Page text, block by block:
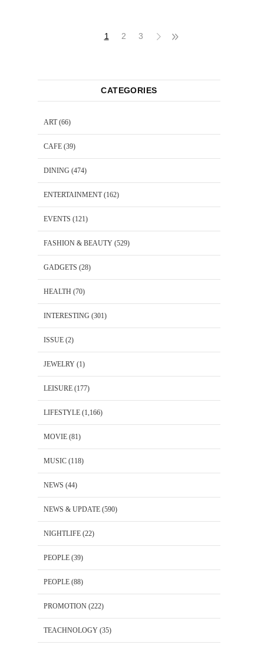
1 2 3
CATEGORIES
ART(66)
CAFE (39)
DINING (474)
ENTERTAINMENT(162)
EVENTS (121)
FASHION & BEAUTY (529)
GADGETS (28)
HEALTH (70)
INTERESTING (301)
ISSUE (2)
JEWELRY (1)
LEISURE (177)
LIFESTYLE (1,166)
MOVIE (81)
MUSIC (118)
NEWS (44)
NEWS & UPDATE (590)
NIGHTLIFE (22)
PEOPLE (39)
PEOPLE (88)
PROMOTION (222)
TEACHNOLOGY (35)